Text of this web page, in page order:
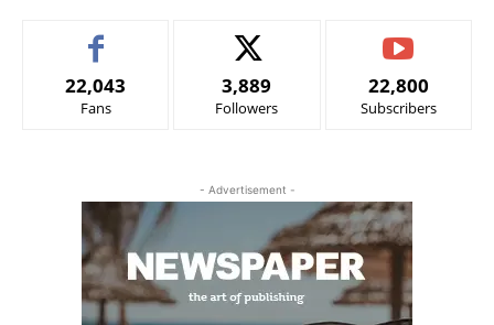
22,043
Fans
3,889
Followers
22,800
Subscribers
- Advertisement -